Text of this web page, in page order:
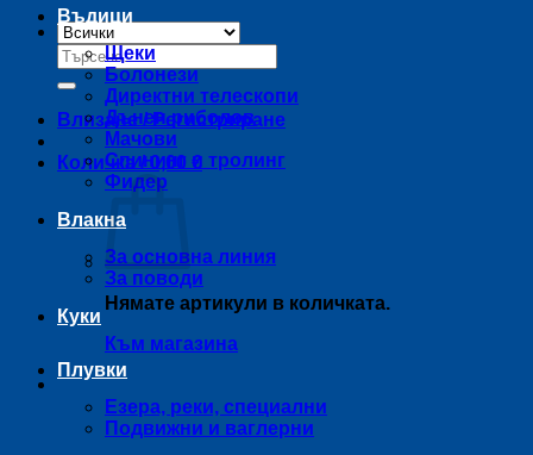
Търсене
за:
Влизане / Регистриране
Количка /0,00 €
Нямате артикули в количката.
Към магазина
Въдици
Щеки
Болонези
Директни телескопи
Дънен риболов
Мачови
Спининг и тролинг
Фидер
Влакна
За основна линия
За поводи
Куки
Плувки
Езера, реки, специални
Подвижни и ваглерни